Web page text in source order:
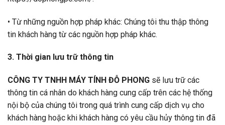
• Từ những nguồn hợp pháp khác: Chúng tôi thu thập thông
tin khách hàng từ các nguồn hợp pháp khác.
3. Thời gian lưu trữ thông tin
CÔNG TY TNHH MÁY TÍNH ĐỖ PHONG sẽ lưu trữ các
thông tin cá nhân do khách hàng cung cấp trên các hệ thống
nội bộ của chúng tôi trong quá trình cung cấp dịch vụ cho
khách hàng hoặc khi khách hàng có yêu cầu hủy thông tin đã